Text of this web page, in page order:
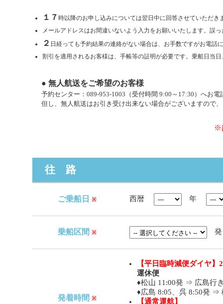
１７ 時以降のお申し込みについては翌日中に回答させていただき
メールアドレスはお間違いないよう入力をお願いいたします。誤
２ 日経っても予約結果の連絡がない場合は、お手数ですがお電話
割引を適用されるお客様は、手帳等の証明が必要です。乗船日当
● 無人航送をご希望のお客様
予約センター：089-953-1003（受付時間 9:00～17:30）へお電
但し、無人航送はお引き受け出来ない場合がございますので
※
往 路
ご乗船日 ※ 西暦 年
乗船区間 ※
発着時間 ※
【平日臨時減便ダイヤ
運休便
♦松山 11:00発 ⇒ 広島行
♦広島 8:05、呉 8:50発 ⇒
【通常運航】